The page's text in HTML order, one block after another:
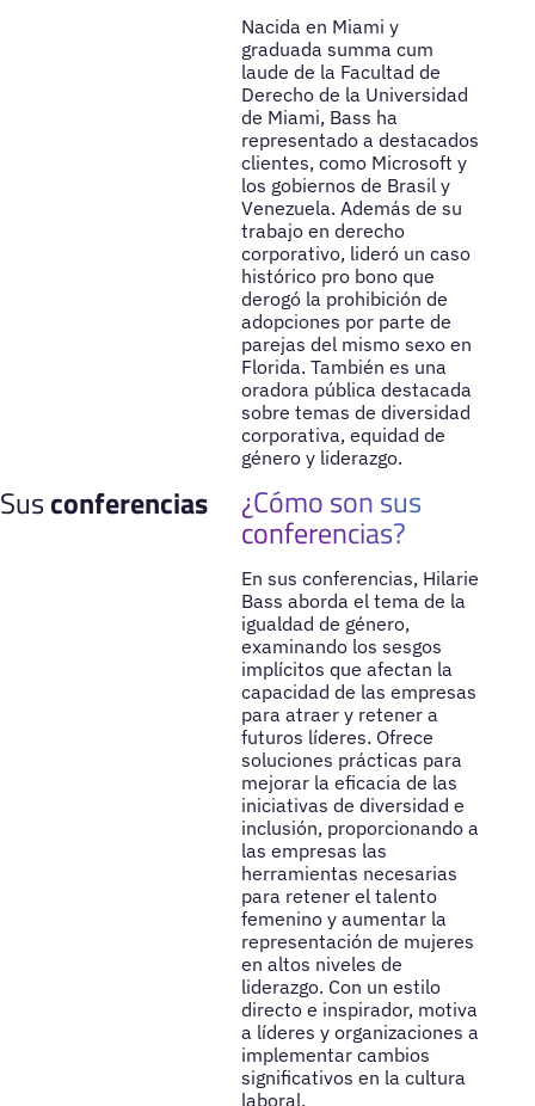
Nacida en Miami y
graduada summa cum
laude de la Facultad de
Derecho de la Universidad
de Miami, Bass ha
representado a destacados
clientes, como Microsoft y
los gobiernos de Brasil y
Venezuela. Además de su
trabajo en derecho
corporativo, lideró un caso
histórico pro bono que
derogó la prohibición de
adopciones por parte de
parejas del mismo sexo en
Florida. También es una
oradora pública destacada
sobre temas de diversidad
corporativa, equidad de
género y liderazgo.
Susconferencias ¿Cómo son sus
conferencias?
En sus conferencias, Hilarie
Bass aborda el tema de la
igualdad de género,
examinando los sesgos
implícitos que afectan la
capacidad de las empresas
para atraer y retener a
futuros líderes. Ofrece
soluciones prácticas para
mejorar la eficacia de las
iniciativas de diversidad e
inclusión, proporcionando a
las empresas las
herramientas necesarias
para retener el talento
femenino y aumentar la
representación de mujeres
en altos niveles de
liderazgo. Con un estilo
directo e inspirador, motiva
a líderes y organizaciones a
implementar cambios
significativos en la cultura
laboral.